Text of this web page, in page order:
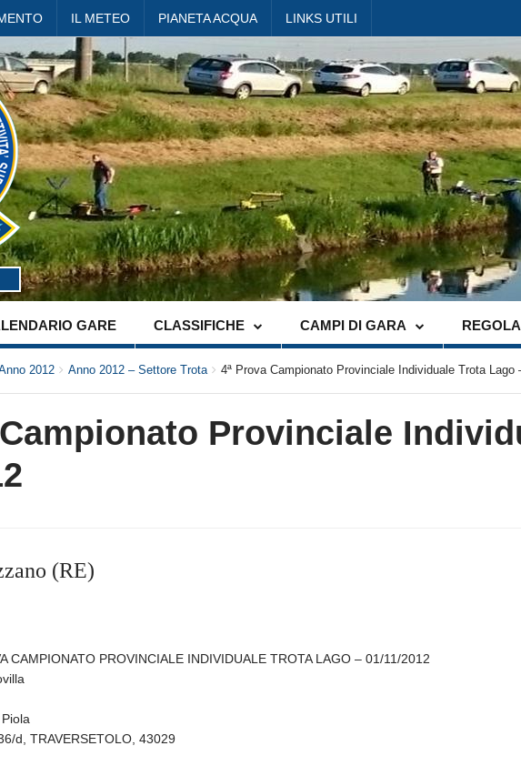
IL METEO PIANETA ACQUA LINKS UTILI
GARE CLASSIFICHE CAMPI DI GARA
2012 Anno 2012 – Settore Trota 4ª Prova Campionato Provinciale Individuale Trota Lago
Provinciale
(RE)
CAMPIONATO PROVINCIALE INDIVIDUALE TROTA LAGO – 01/11/2012
d, TRAVERSETOLO, 43029